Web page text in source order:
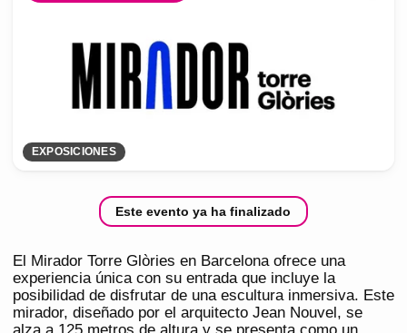
EXPOSICIONES
Este evento ya ha finalizado
El Mirador Torre Glòries en Barcelona ofrece una
experiencia única con su entrada que incluye la
posibilidad de disfrutar de una escultura inmersiva. Este
mirador, diseñado por el arquitecto Jean Nouvel, se